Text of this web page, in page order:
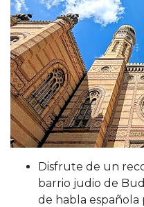
Disfrute de un
barrio judio de
de habla española